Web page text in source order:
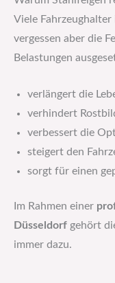
Viele
vergessen aber die
Belastungen
verlängert die
verhindert
verbessert die
steigert den
sorgt für einen
Im Rahmen einer
Düsseldorf gehört
immer dazu.